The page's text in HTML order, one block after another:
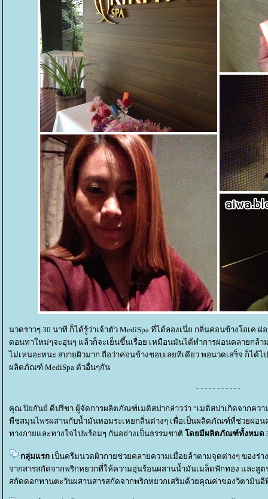
นวดราวๆ 30 นาที ก็ได้รู้ว่าเจ้าตัว MediSpa ที่ได้ลองเนี่ย กลิ่นค่อนข้างโอเค
ตอนทาใหม่ๆจะอุ่นๆ แล้วก็จะเย็นขึ้นเรื่อย เหมือนมันได้ทำการผ่อนคลายกล้า
ไม่เหนอะหนะ สบายผิวมาก ถือว่าค่อนข้างชอบเลยทีเดียว พอนวดเสร็จ ก็ได้ไ
ผลิตภัณฑ์ MediSpa ตัวอื่นๆกัน
- - - - - - - - - - -
คุณ ปิยกันย์ ดีปรีชา ผู้จัดการผลิตภัณฑ์เมดิสปากล่าวว่า “เมดิสปาเกิดจากคว
พืชสมุนไพรผสานกับน้ำมันหอมระเหยกลิ่นต่างๆ เพื่อเป็นผลิตภัณฑ์ที่ช่วยผ่อน
ทางกายและทางใจไปพร้อมๆ กันอย่างเป็นธรรมชาติ ดยมีผลิตภัณฑ์ทั้งหมด
กลุ่มแรก เป็นครีมนวดผิวกายช่วยคลายความเมื่อยล้าตามจุดต่างๆ ของร่
จากสารสกัดจากพริกหยวกที่ให้ความอุ่นร้อนผสานน้ำมันเมล็ดฟักทอง และสู
สกัดดอกทานตะวันผสานสารสกัดจากพริกหยวกเสริมด้วยคุณค่าของวิตามิน